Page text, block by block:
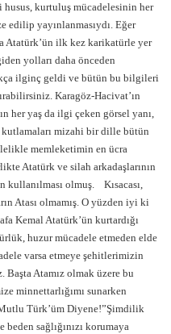
kurtuluş mücadelesinin her
edilip yayınlanmasıydı. Eğer
Atatürk’ün ilk kez karikatürle yer
yolları daha önceden
ilginç geldi ve bütün bu bilgileri
Karagöz-Hacivat’ın
her yaş da ilgi çeken görsel yanı,
mizahi bir dille bütün
memleketimin en ücra
Atatürk ve silah arkadaşlarının
olmuş. Kısacası,
Atası olmamış. O yüzden iyi ki
Kemal Atatürk’ün kurtardığı
huzur mücadele etmeden elde
varsa etmeye şehitlerimizin
Başta Atamız olmak üzere bu
minnettarlığımı sunarken
Türk’üm Diyene!”Şimdilik
sağlığınızı korumaya